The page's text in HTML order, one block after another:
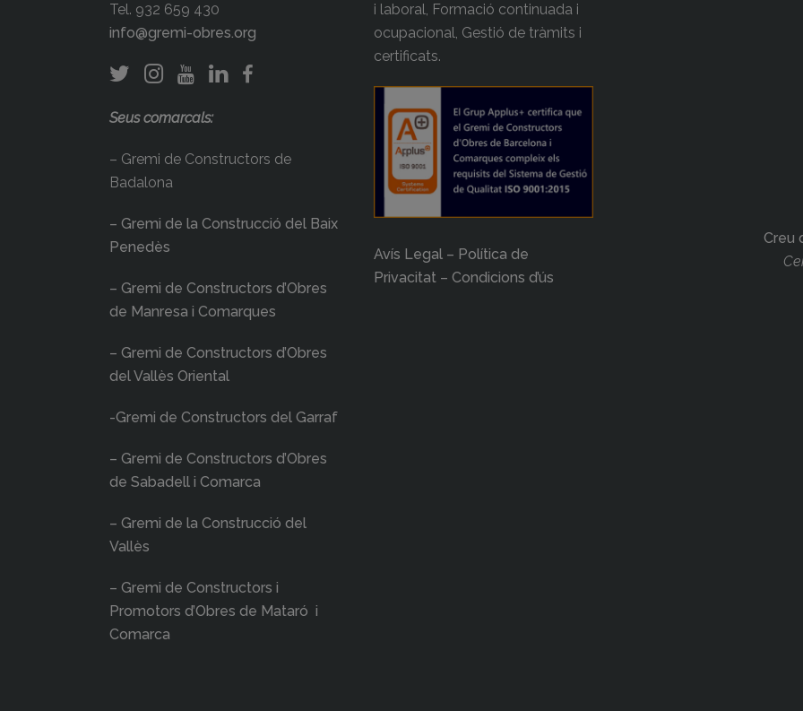
Tel. 932 659 430
info@gremi-obres.org
Seus comarcals:
– Gremi de Constructors de
Badalona
– Gremi de la Construcció del Baix
Penedès
– Gremi de Constructors d’Obres
de Manresa i Comarques
– Gremi de Constructors d’Obres
del Vallès Oriental
-Gremi de Constructors del Garraf
– Gremi de Constructors d’Obres
de Sabadell i Comarca
– Gremi de la Construcció del
Vallès
– Gremi de Constructors i
Promotors d’Obres de Mataró i
Comarca
i laboral, Formació continuada i
ocupacional, Gestió de tràmits i
certificats.
Avís Legal – Política de
Privacitat – Condicions d’ús
Creu